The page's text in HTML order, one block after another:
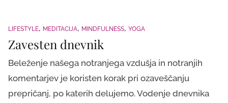
LIFESTYLE MEDITACIJA MINDFULNESS YOGA
Zavesten dnevnik
Beleženje našega notranjega vzdušja in notranjih
komentarjev je koristen korak pri ozaveščanju
prepričanj, po katerih delujemo. Vodenje dnevnika